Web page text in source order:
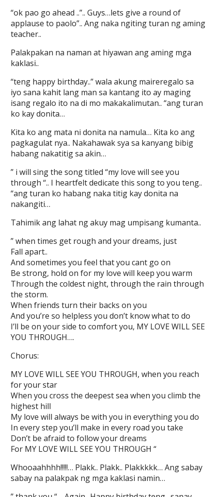
“ok pao go ahead ..”.. Guys…lets give a round of
applause to paolo”.. Ang naka ngiting turan ng aming
teacher..
Palakpakan na naman at hiyawan ang aming mga
kaklasi..
“teng happy birthday..” wala akung maireregalo sa
iyo sana kahit lang man sa kantang ito ay maging
isang regalo ito na di mo makakalimutan.. “ang turan
ko kay donita…
Kita ko ang mata ni donita na namula… Kita ko ang
pagkagulat nya.. Nakahawak sya sa kanyang bibig
habang nakatitig sa akin…
” i will sing the song titled “my love will see you
through “.. I heartfelt dedicate this song to you teng..
“ang turan ko habang naka titig kay donita na
nakangiti…
Tahimik ang lahat ng akuy mag umpisang kumanta..
” when times get rough and your dreams, just
Fall apart..
And sometimes you feel that you cant go on
Be strong, hold on for my love will keep you warm
Through the coldest night, through the rain through
the storm.
When friends turn their backs on you
And you’re so helpless you don’t know what to do
I’ll be on your side to comfort you, MY LOVE WILL SEE
YOU THROUGH….
Chorus:
MY LOVE WILL SEE YOU THROUGH, when you reach
for your star
When you cross the deepest sea when you climb the
highest hill
My love will always be with you in everything you do
In every step you’ll make in every road you take
Don’t be afraid to follow your dreams
For MY LOVE WILL SEE YOU THROUGH “
Whooaahhhh!!!!!… Plakk.. Plakk.. Plakkkkk… Ang sabay
sabay na palakpak ng mga kaklasi namin…